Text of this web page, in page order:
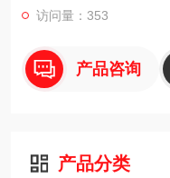
访问量：353
产品咨询
产品分类